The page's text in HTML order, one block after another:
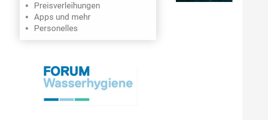
Preisverleihungen
Apps und mehr
Personelles